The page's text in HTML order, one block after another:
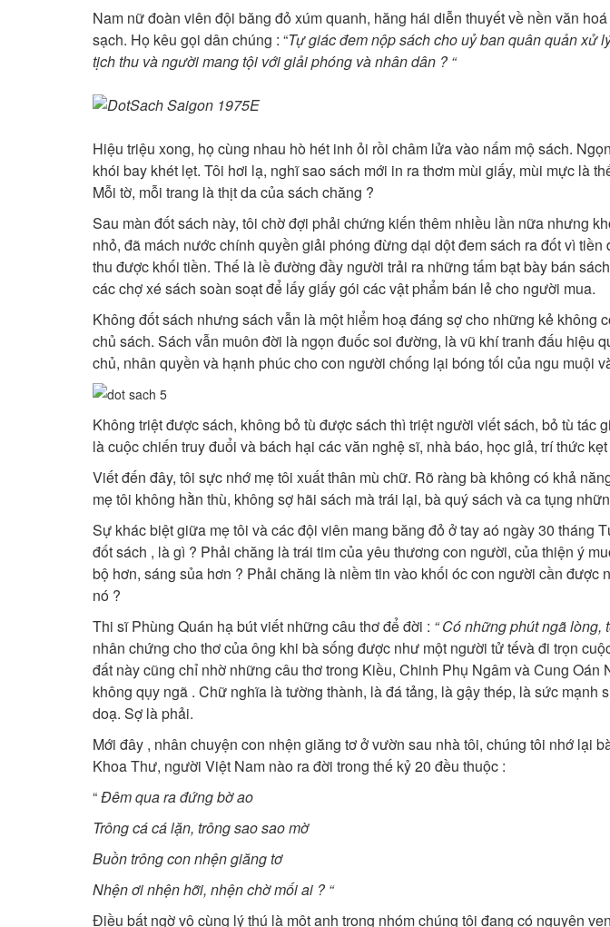
Nam nữ đoàn viên đội băng đỏ xúm quanh, hăng hái diễn thuyết về nền văn
sạch. Họ kêu gọi dân chúng : “Tự giác đem nộp sách cho uỷ ban quân quản xử
tịch thu và người mang tội với giải phóng và nhân dân ? “
Hiệu triệu xong, họ cùng nhau hò hét inh ỏi rồi châm lửa vào nấm mộ sách.
khói bay khét lẹt. Tôi hơi lạ, nghĩ sao sách mới in ra thơm mùi giấy, mùi mực là
Mỗi tờ, mỗi trang là thịt da của sách chăng ?
Sau màn đốt sách này, tôi chờ đợi phải chứng kiến thêm nhiều lần nữa nhưng
nhỏ, đã mách nước chính quyền giải phóng đừng dại dột đem sách ra đốt vì
thu được khối tiền. Thế là lề đường đầy người trải ra những tấm bạt bày bán
các chợ xé sách soàn soạt để lấy giấy gói các vật phẩm bán lẻ cho người mua.
Không đốt sách nhưng sách vẫn là một hiểm hoạ đáng sợ cho những kẻ không
chủ sách. Sách vẫn muôn đời là ngọn đuốc soi đường, là vũ khí tranh đấu hiệu
chủ, nhân quyền và hạnh phúc cho con người chống lại bóng tối của ngu muội
Không triệt được sách, không bỏ tù được sách thì triệt người viết sách, bỏ tù tác
là cuộc chiến truy đuổi và bách hại các văn nghệ sĩ, nhà báo, học giả, trí thức
Viết đến đây, tôi sực nhớ mẹ tôi xuất thân mù chữ. Rõ ràng bà không có khả
mẹ tôi không hằn thù, không sợ hãi sách mà trái lại, bà quý sách và ca tụng
Sự khác biệt giữa mẹ tôi và các đội viên mang băng đỏ ở tay aó ngày 30 tháng
đốt sách , là gì ? Phải chăng là trái tim của yêu thương con người, của thiện ý
bộ hơn, sáng sủa hơn ? Phải chăng là niềm tin vào khối óc con người cần được
nó ?
Thi sĩ Phùng Quán hạ bút viết những câu thơ để đời : “ Có những phút ngã lòng,
nhân chứng cho thơ của ông khi bà sống được như một người tử tếvà đi trọn
đất này cũng chỉ nhờ những câu thơ trong Kiều, Chinh Phụ Ngâm và Cung Oán
không qụy ngã . Chữ nghĩa là tường thành, là đá tảng, là gậy thép, là sức mạnh
doạ. Sợ là phải.
Mới đây , nhân chuyện con nhện giăng tơ ở vườn sau nhà tôi, chúng tôi nhớ lại
Khoa Thư, người Việt Nam nào ra đời trong thế kỷ 20 đều thuộc :
“Đêm qua ra đứng bờ ao
Trông cá cá lặn, trông sao sao mờ
Buồn trông con nhện giăng tơ
Nhện ơi nhện hỡi, nhện chờ mối ai ? “
Điều bất ngờ vô cùng lý thú là một anh trong nhóm chúng tôi đang có nguyên